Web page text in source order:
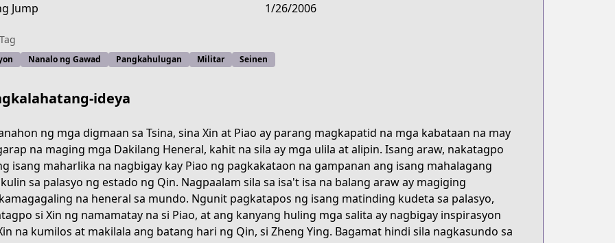
424f-be7a-9a96b7f07b78
Jump 1/26/2006
Nanalo ng Gawad Pangkahulugan Militar Seinen
ideya
ng mga digmaan sa Tsina, sina Xin at Piao ay parang magkapatid na mga kabataan na may
na maging mga Dakilang Heneral, kahit na sila ay mga ulila at alipin. Isang araw, nakatagpo
isang maharlika na nagbigay kay Piao ng pagkakataon na gampanan ang isang mahalagang
sa palasyo ng estado ng Qin. Nagpaalam sila sa isa't isa na balang araw ay magiging
na heneral sa mundo. Ngunit pagkatapos ng isang matinding kudeta sa palasyo,
si Xin ng namamatay na si Piao, at ang kanyang huling mga salita ay nagbigay inspirasyon
na kumilos at makilala ang batang hari ng Qin, si Zheng Ying. Bagamat hindi sila nagkasundo sa